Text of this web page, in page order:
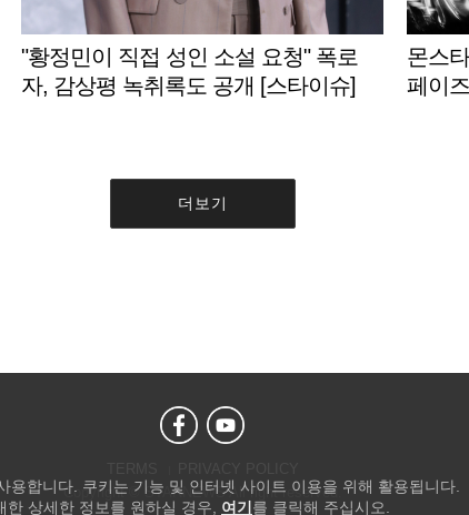
"황정민이 직접 성인 소설 요청" 폭로
자, 감상평 녹취록도 공개 [스타이슈]
몬스
페이
더보기
Copyright © STARNEWS All right reserved.
용합니다. 쿠키는 기능 및 인터넷 사이트 이용을 위해 활용됩니다.
상세한 정보를 원하실 경우, 여기 를 클릭해 주십시오.